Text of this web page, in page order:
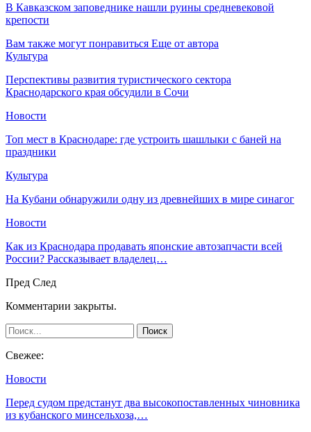
В Кавказском заповеднике нашли руины средневековой
крепости
Вам также могут понравиться Еще от автора
Культура
Перспективы развития туристического сектора
Краснодарского края обсудили в Сочи
Новости
Топ мест в Краснодаре: где устроить шашлыки с баней на
праздники
Культура
На Кубани обнаружили одну из древнейших в мире синагог
Новости
Как из Краснодара продавать японские автозапчасти всей
России? Рассказывает владелец…
Пред След
Комментарии закрыты.
Свежее:
Новости
Перед судом предстанут два высокопоставленных чиновника
из кубанского минсельхоза,…